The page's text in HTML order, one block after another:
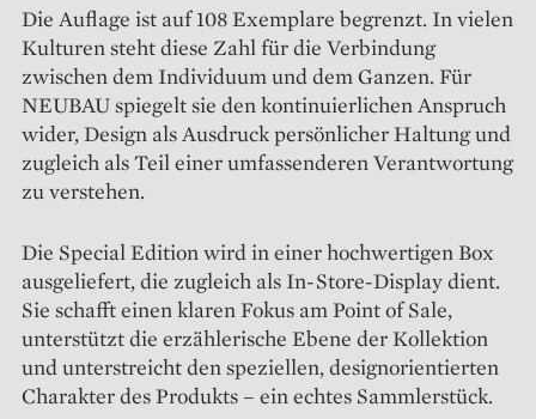
Die Auflage ist auf 108 Exemplare begrenzt. In vielen
Kulturen steht diese Zahl für die Verbindung
zwischen dem Individuum und dem Ganzen. Für
NEUBAU spiegelt sie den kontinuierlichen Anspruch
wider, Design als Ausdruck persönlicher Haltung und
zugleich als Teil einer umfassenderen Verantwortung
zu verstehen.
Die Special Edition wird in einer hochwertigen Box
ausgeliefert, die zugleich als In-Store-Display dient.
Sie schafft einen klaren Fokus am Point of Sale,
unterstützt die erzählerische Ebene der Kollektion
und unterstreicht den speziellen, designorientierten
Charakter des Produkts – ein echtes Sammlerstück.